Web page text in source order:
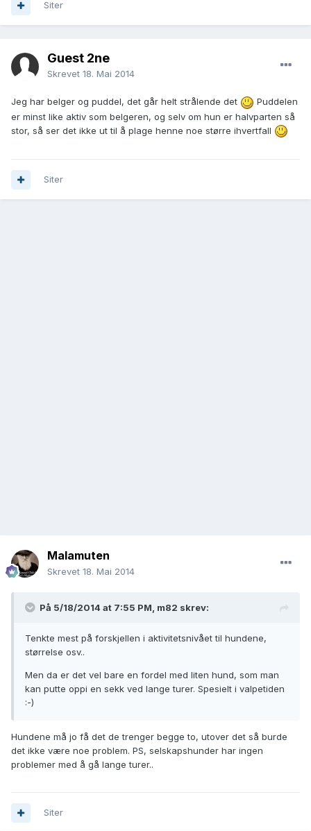
Siter
Guest 2ne
Skrevet 18. Mai 2014
Jeg har belger og puddel, det går helt strålende det
Puddelen
er minst like aktiv som belgeren, og selv om hun er halvparten så
stor, så ser det ikke ut til å plage henne noe større ihvertfall
Siter
Malamuten
Skrevet 18. Mai 2014
På 5/18/2014 at 7:55 PM, m82 skrev:
Tenkte mest på forskjellen i aktivitetsnivået til hundene,
størrelse osv..
Men da er det vel bare en fordel med liten hund, som man
kan putte oppi en sekk ved lange turer. Spesielt i valpetiden
:-)
Hundene må jo få det de trenger begge to, utover det så burde
det ikke være noe problem. PS, selskapshunder har ingen
problemer med å gå lange turer..
Siter